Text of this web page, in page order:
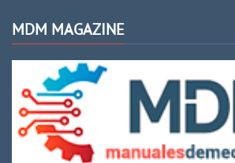
MDM MAGAZINE